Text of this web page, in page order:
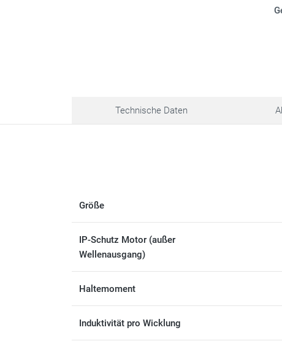
Technische Daten
Größe
IP-Schutz Motor (außer
Wellenausgang)
Haltemoment
Induktivität pro Wicklung